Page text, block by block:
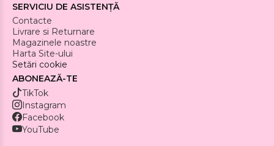
SERVICIU DE ASISTENȚĂ
Contacte
Livrare si Returnare
Magazinele noastre
Harta Site-ului
Setări cookie
ABONEAZĂ-TE
TikTok
Instagram
Facebook
YouTube